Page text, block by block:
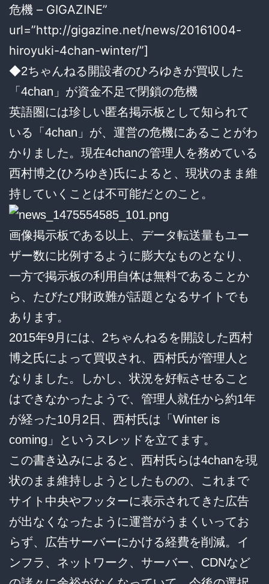
危機 – GIGAZINE”
url=”http://gigazine.net/news/20161004-
hiroyuki-4chan-winter/”]
◆2ちゃんねる開設者のひろゆきが買収した
「4chan」が資金不足で閉鎖の危機
英語圏には珍しい匿名掲示板として知られて
いる「4chan」が、運営の危機にあることがわ
かりました。現在4chanの管理人を務めている
西村博之(ひろゆき)氏によると、現状のまま維
持していくことは不可能だとのこと。
画像掲示板である以上、データ転送量もユー
ザー数に比例するように膨大なものとなり、
一方で掲示板の利用自体は無料であることか
ら、たびたび財政難が話題となるサイトでも
あります。
2015年9月には、2ちゃんねるを開設した西村
博之氏によって買収され、西村氏が管理人と
なりました。しかし、状況を好転させること
はできなかったようで、管理人就任から約1年
が経った10月2日、西村氏は「Winter is
coming」というスレッドを立てます。
この書き込みによると、西村氏らは4chanを現
状のまま維持しようとしたものの、これまで
サイト中央やフッターに表示されてきた広告
が出なくなったように運営がうまくいってお
らず、広告サーバーにかける経費を削減。イ
ンフラ、ネットワーク、サーバー、CDNなど